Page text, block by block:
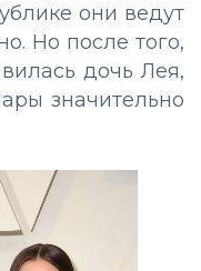
они ведут
Но после того,
дочь Лея,
значительно